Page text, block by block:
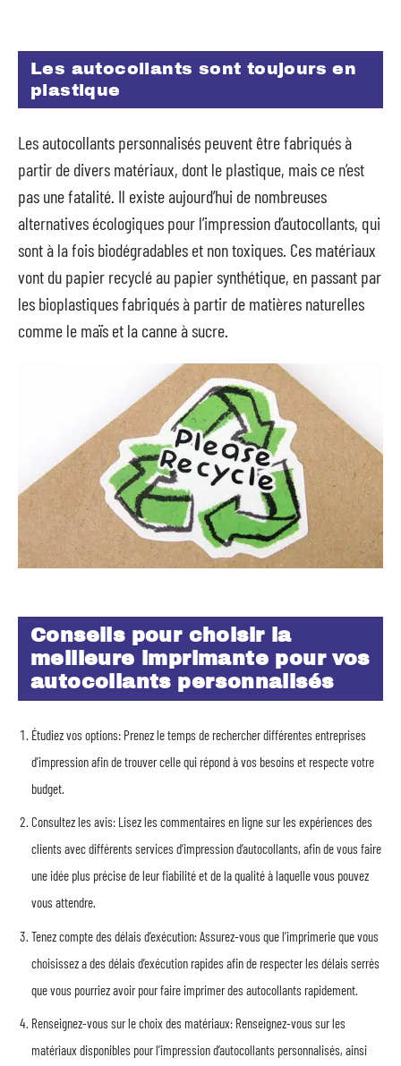
Les autocollants sont toujours en
plastique
Les autocollants personnalisés peuvent être fabriqués à
partir de divers matériaux, dont le plastique, mais ce n’est
pas une fatalité. Il existe aujourd’hui de nombreuses
alternatives écologiques pour l’impression d’autocollants, qui
sont à la fois biodégradables et non toxiques. Ces matériaux
vont du papier recyclé au papier synthétique, en passant par
les bioplastiques fabriqués à partir de matières naturelles
comme le maïs et la canne à sucre.
Conseils pour choisir la
meilleure imprimante pour vos
autocollants personnalisés
Étudiez vos options: Prenez le temps de rechercher différentes entreprises
d’impression afin de trouver celle qui répond à vos besoins et respecte votre
budget.
Consultez les avis: Lisez les commentaires en ligne sur les expériences des
clients avec différents services d’impression d’autocollants, afin de vous faire
une idée plus précise de leur fiabilité et de la qualité à laquelle vous pouvez
vous attendre.
Tenez compte des délais d’exécution: Assurez-vous que l’imprimerie que vous
choisissez a des délais d’exécution rapides afin de respecter les délais serrés
que vous pourriez avoir pour faire imprimer des autocollants rapidement.
Renseignez-vous sur le choix des matériaux: Renseignez-vous sur les
matériaux disponibles pour l’impression d’autocollants personnalisés, ainsi